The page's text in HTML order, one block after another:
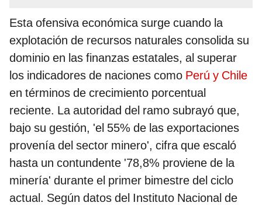
Esta ofensiva económica surge cuando la
explotación de recursos naturales consolida su
dominio en las finanzas estatales, al superar
los indicadores de naciones como Perú y Chile
en términos de crecimiento porcentual
reciente. La autoridad del ramo subrayó que,
bajo su gestión, 'el 55% de las exportaciones
provenía del sector minero', cifra que escaló
hasta un contundente '78,8% proviene de la
minería' durante el primer bimestre del ciclo
actual. Según datos del Instituto Nacional de